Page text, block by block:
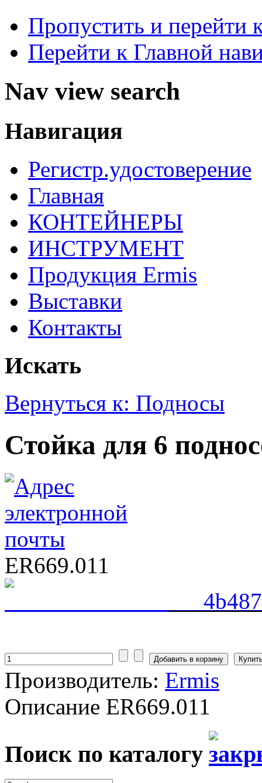
Пропустить и перейти
Перейти к Главной
Nav view search
Навигация
Регистр.удостоверение
Главная
КОНТЕЙНЕРЫ
ИНСТРУМЕНТ
Продукция Ermis
Выставки
Контакты
Искать
Вернуться к: Подносы
Стойка для 6
ER669.011
Производитель: Ermis
Описание ER669.011
Поиск по каталогу